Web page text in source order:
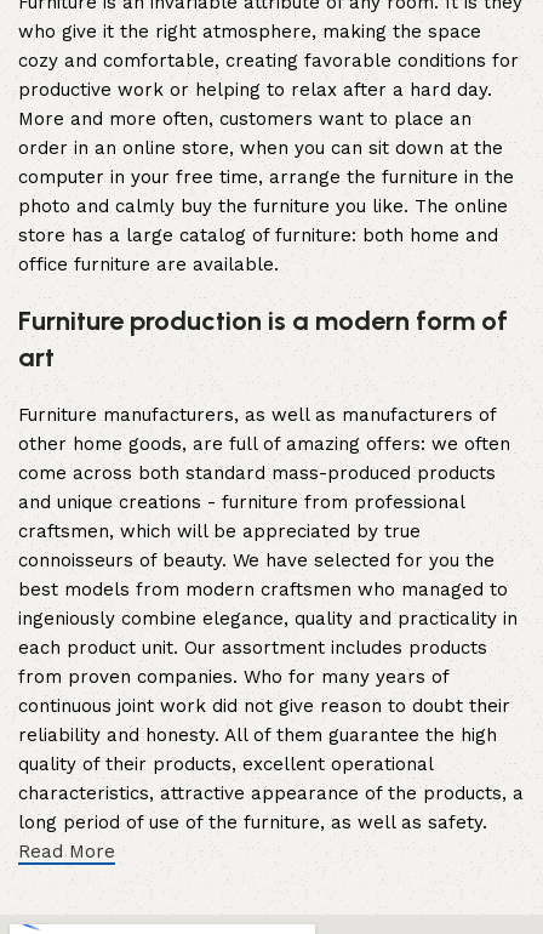
who give it the right atmosphere, making the space
cozy and comfortable, creating favorable conditions for
productive work or helping to relax after a hard day.
More and more often, customers want to place an
order in an online store, when you can sit down at the
computer in your free time, arrange the furniture in the
photo and calmly buy the furniture you like. The online
store has a large catalog of furniture: both home and
office furniture are available.
Furniture production is a modern form of
art
Furniture manufacturers, as well as manufacturers of
other home goods, are full of amazing offers: we often
come across both standard mass-produced products
and unique creations - furniture from professional
craftsmen, which will be appreciated by true
connoisseurs of beauty. We have selected for you the
best models from modern craftsmen who managed to
ingeniously combine elegance, quality and practicality in
each product unit. Our assortment includes products
from proven companies. Who for many years of
continuous joint work did not give reason to doubt their
reliability and honesty. All of them guarantee the high
quality of their products, excellent operational
characteristics, attractive appearance of the products, a
long period of use of the furniture, as well as safety.
Read More